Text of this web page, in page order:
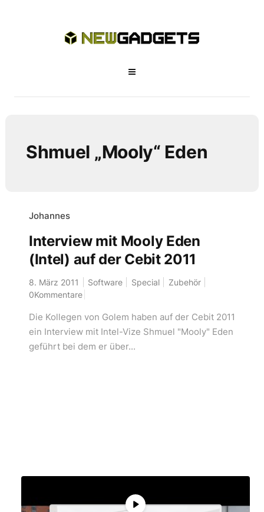
Shmuel „Mooly“ Eden
Johannes
Interview mit Mooly Eden
(Intel) auf der Cebit 2011
8. März 2011 Software Special
Zubehör
0Kommentare
Die Kollegen von Golem haben auf der Cebit 2011
ein Interview mit Intel-Vize Shmuel "Mooly" Eden
geführt bei dem er über...